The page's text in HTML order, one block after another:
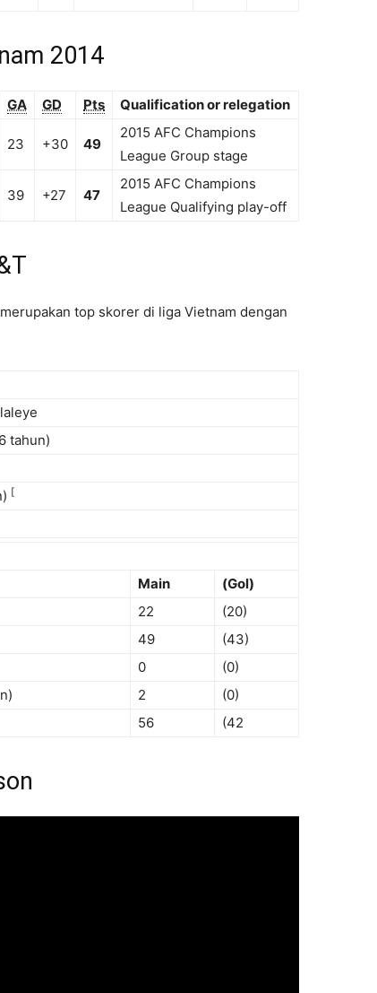
2014
GA GD Pts Qualification or relegation
23 +30 49
2015 AFC Champions
League Group stage
39 +27 47
2015 AFC Champions
League Qualifying play-off
top skorer di liga Vietnam dengan
tahun)
[
Main
(Gol)
22
(20)
49
(43)
0
(0)
2
(0)
56 (42